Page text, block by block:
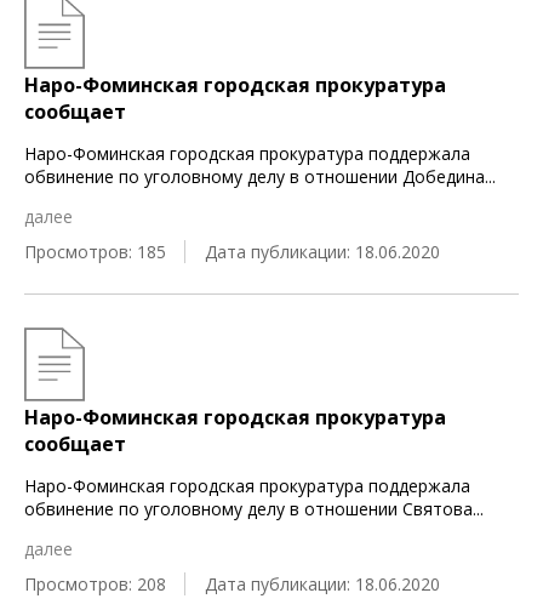
Наро-Фоминская городская прокуратура
сообщает
Наро-Фоминская городская прокуратура поддержала
обвинение по уголовному делу в отношении Добедина...
далее
Просмотров: 185
Дата публикации: 18.06.2020
Наро-Фоминская городская прокуратура
сообщает
Наро-Фоминская городская прокуратура поддержала
обвинение по уголовному делу в отношении Святова...
далее
Просмотров: 208
Дата публикации: 18.06.2020